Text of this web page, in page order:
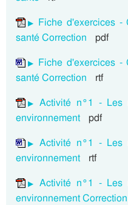
Fiche d'exercices -
santé Correction
pdf
Fiche d'exercices -
santé Correction
rtf
Activité n°1 - Les
environnement pdf
Activité n°1 - Les
environnement rtf
Activité n°1 - Les
environnement Correction